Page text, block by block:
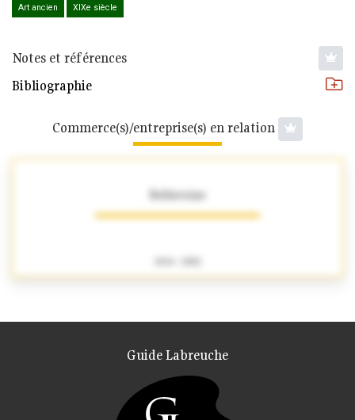
Art ancien XIXe siècle
Notes et références
Bibliographie
Commerce(s)/entreprise(s) en relation
Bellavoine
Guide Labreuche